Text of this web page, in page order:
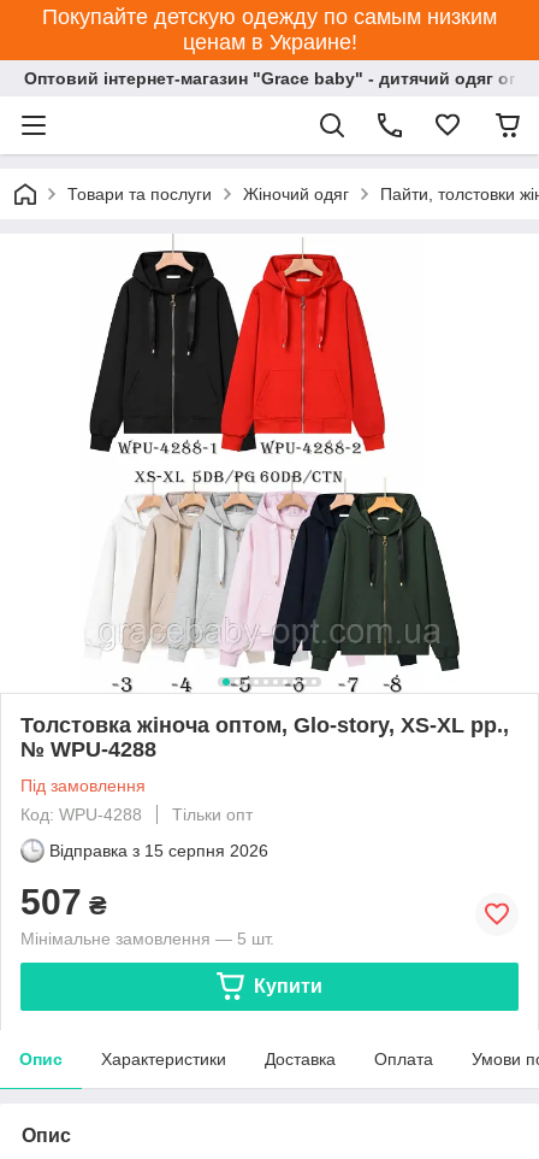
Покупайте детскую одежду по самым низким
ценам в Украине!
Оптовий інтернет-магазин "Grace baby" - дитячий одяг
Товари та послуги Жіночий одяг Пайти, толстовки
Толстовка жіноча оптом, Glo-story, XS-XL рр.,
№ WPU-4288
Під замовлення
Код: WPU-4288
Тільки опт
Відправка з 15 серпня 2026
507 ₴
Мінімальне замовлення — 5 шт.
Купити
Опис Характеристики Доставка Оплата Умови
Опис